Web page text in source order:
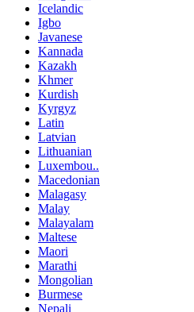
Icelandic
Igbo
Javanese
Kannada
Kazakh
Khmer
Kurdish
Kyrgyz
Latin
Latvian
Lithuanian
Luxembou..
Macedonian
Malagasy
Malay
Malayalam
Maltese
Maori
Marathi
Mongolian
Burmese
Nepali